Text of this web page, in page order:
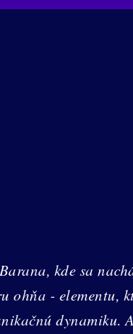
kde sa
ohňa - elementu,
dynamiku.